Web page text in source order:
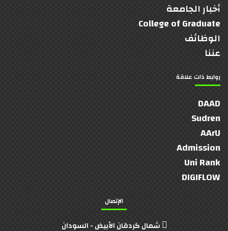
أخبار الجامعة
College of Graduate
الوظائف
عننا
روابط ذات علاقة
DAAD
Sudren
AArU
Admission
Uni Rank
DIGIFLOW
الإتصال
شمال كردقان الأبيض - السودان